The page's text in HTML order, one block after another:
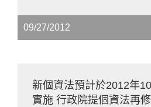
09/27/2012
新個資法預計於2012年
實施 行政院提個資法再